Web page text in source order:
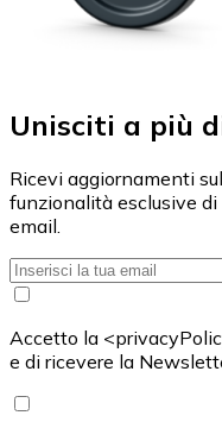
Unisciti a più
Ricevi aggiornamenti
funzionalità esclusive
email.
Accetto la
e di ricevere la